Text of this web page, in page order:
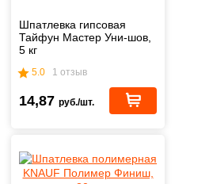
Шпатлевка гипсовая
Тайфун Мастер Уни-шов,
5 кг
5.0 1 отзыв
14,87 руб./шт.